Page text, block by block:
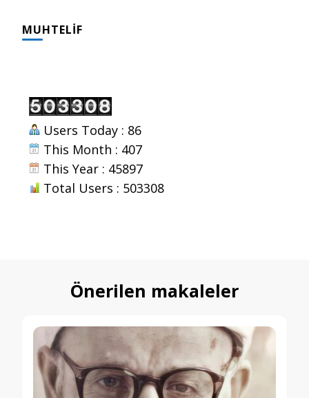
MUHTELIF
Users Today : 86
This Month : 407
This Year : 45897
Total Users : 503308
Önerilen makaleler